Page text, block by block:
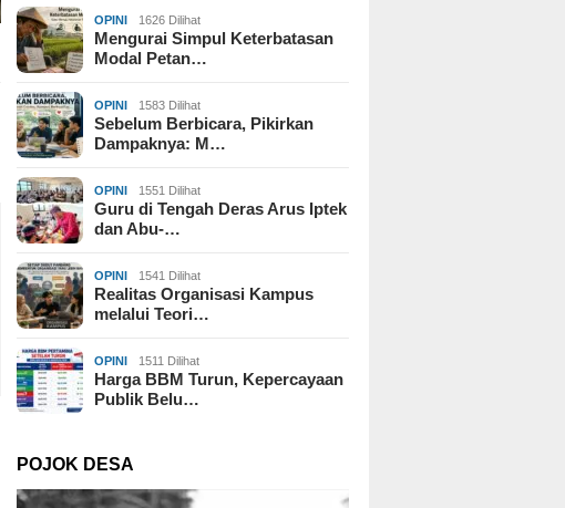
OPINI 1626 Dilihat
Mengurai Simpul Keterbatasan
Modal Petan…
OPINI 1583 Dilihat
Sebelum Berbicara, Pikirkan
Dampaknya: M…
OPINI 1551 Dilihat
Guru di Tengah Deras Arus Iptek
dan Abu-…
OPINI 1541 Dilihat
Realitas Organisasi Kampus
melalui Teori…
OPINI 1511 Dilihat
Harga BBM Turun, Kepercayaan
Publik Belu…
POJOK DESA